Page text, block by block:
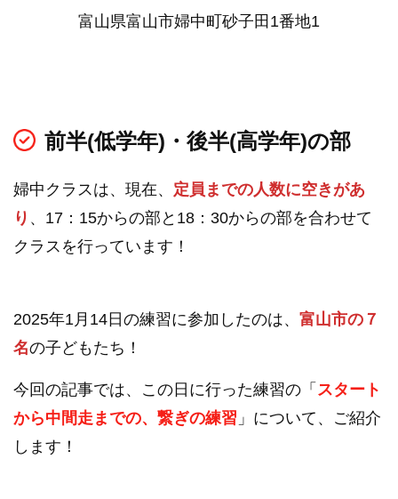
富山県富山市婦中町砂子田1番地1
前半(低学年)・後半(高学年)の部
婦中クラスは、現在、 定員までの人数に空きがあ
り 、17：15からの部と18：30からの部を合わせて
クラスを行っています！
2025年1月14日の練習に参加したのは、 富山市の７
名の子どもたち！
今回の記事では、この日に行った練習の「 スタート
から中間走までの、繋ぎの練習 」について、ご紹介
します！